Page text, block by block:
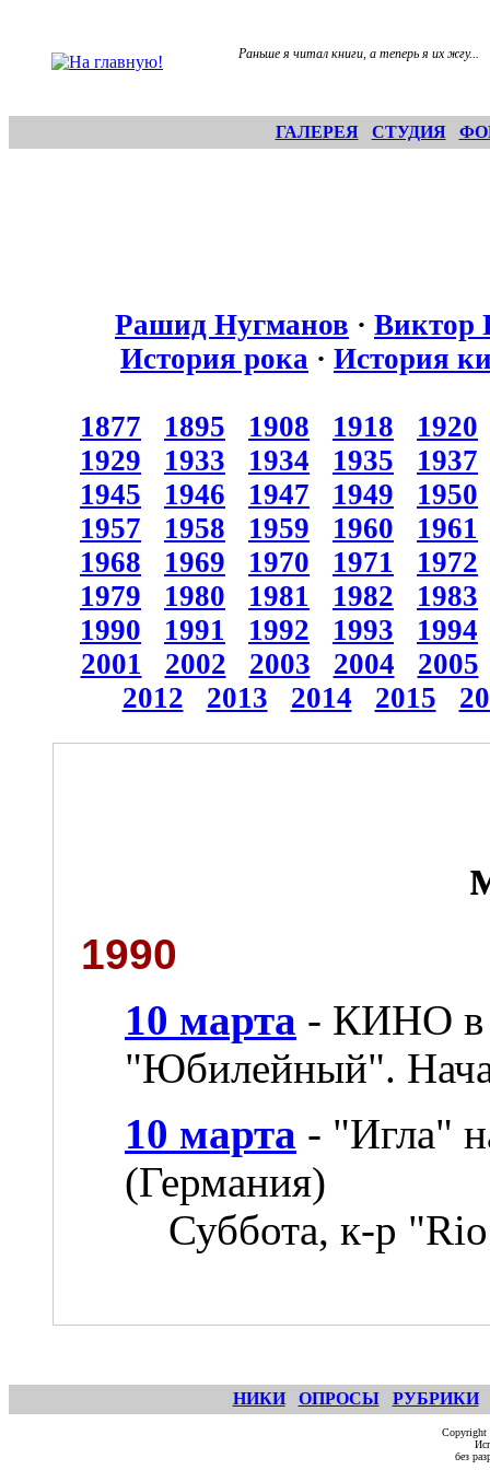
Раньше я читал книги, а теперь я их жгу...
ГАЛЕРЕЯ СТУДИЯ
Рашид Нугманов · Виктор
История рока · История
1877 1895 1908 1918
1920
1929
1933 1934 1935
1937
1945
1946 1947 1949
1950
1957
1958 1959 1960
1961
1968
1969 1970 1971
1972
1979
1980 1981 1982
1983
1990
1991 1992 1993
1994
2001
2002 2003 2004
2005
2012
2013 2014 2015
1990
10 марта - КИНО в
"Юбилейный".
10 марта - "Игла"
(Германия)
Суббота, к-р
НИКИ ОПРОСЫ РУБРИКИ
без